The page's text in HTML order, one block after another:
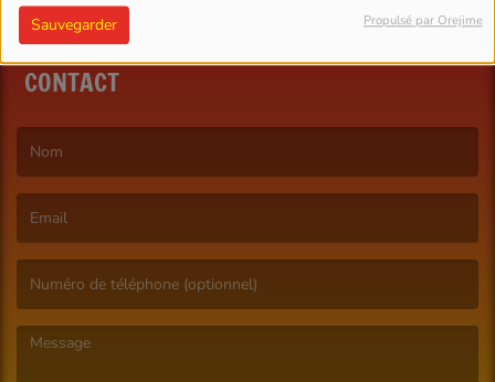
Sauvegarder Propulsé par Orejime
CONTACT